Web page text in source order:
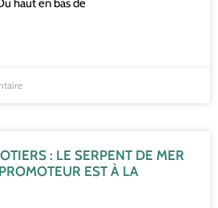
haut en bas de
: LE SERPENT DE MER
EST À LA